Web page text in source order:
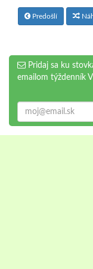
Predošlí
Pridaj sa ku
emailom týždenník